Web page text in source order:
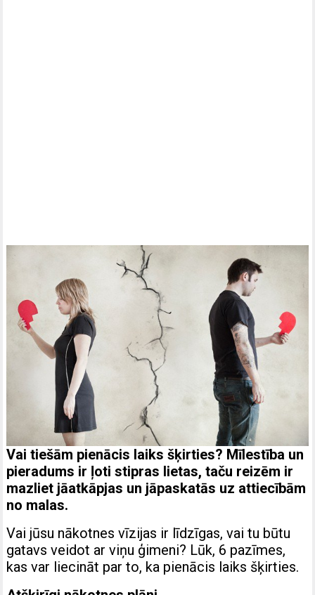
Vai tiešām pienācis laiks šķirties? Mīlestība un
pieradums ir ļoti stipras lietas, taču reizēm ir
mazliet jāatkāpjas un jāpaskatās uz attiecībām
no malas.
Vai jūsu nākotnes vīzijas ir līdzīgas, vai tu būtu
gatavs veidot ar viņu ģimeni? Lūk, 6 pazīmes,
kas var liecināt par to, ka pienācis laiks šķirties.